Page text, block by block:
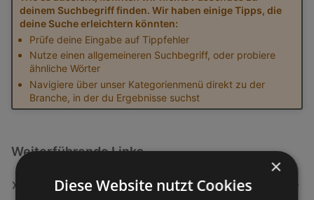
deinem Suchbegriff finden. Wir haben einige Tipps, die
deine Suche erleichtern könnten:
Prüfe deine Eingabe auf Tippfehler
Nutze einen allgemeineren Suchbegriff, oder probiere
ähnliche Wörter
Navigiere über unser Kategorienmenü direkt zu der
Branche, in der du Ergebnisse suchst
Weiterführende Links
essence Blush Mousse Soft Touch 40 Blushing Berry
×
Diese Website nutzt Cookies